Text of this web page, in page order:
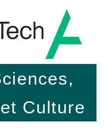
Culture